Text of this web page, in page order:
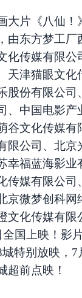
大片《八仙！
由东方梦工厂
化传媒有限公
天津猫眼文化
股份有限公司
、中国电影产
谷文化传媒有
限公司、北京
幸福蓝海影业
传媒有限公司
京微梦创科网
文化传媒有限
国上映！影
城特别放映，7
超前点映！